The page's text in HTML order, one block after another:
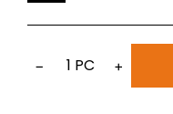
− 1 PC +